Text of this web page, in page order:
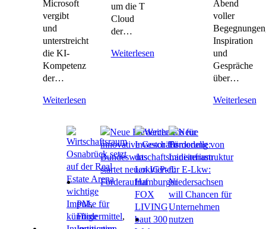
Microsoft
vergibt
und
unterstreicht
die KI-
Kompetenz
der…
Weiterlesen
um die T
Cloud
der…
Weiterlesen
Abend
voller
Inspiration
und
Gespräche
über…
Weiterlesen
PM,
Fördermittel,